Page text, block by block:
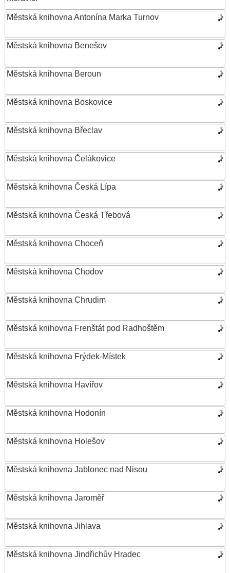
Městská knihovna Antonína Marka Turnov
Městská knihovna Benešov
Městská knihovna Beroun
Městská knihovna Boskovice
Městská knihovna Břeclav
Městská knihovna Čelákovice
Městská knihovna Česká Lípa
Městská knihovna Česká Třebová
Městská knihovna Choceň
Městská knihovna Chodov
Městská knihovna Chrudim
Městská knihovna Frenštát pod Radhoštěm
Městská knihovna Frýdek-Místek
Městská knihovna Havířov
Městská knihovna Hodonín
Městská knihovna Holešov
Městská knihovna Jablonec nad Nisou
Městská knihovna Jaroměř
Městská knihovna Jihlava
Městská knihovna Jindřichův Hradec